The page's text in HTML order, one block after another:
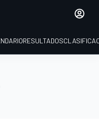
RESULTADOS